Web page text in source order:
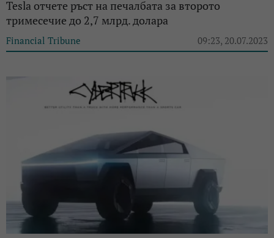
Tesla отчете ръст на печалбата за второто
тримесечие до 2,7 млрд. долара
Financial Tribune 09:23, 20.07.2023